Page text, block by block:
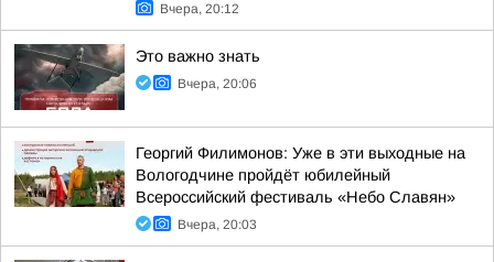
Вчера, 20:12
Это важно знать
Вчера, 20:06
Георгий Филимонов: Уже в эти выходные на
Вологодчине пройдёт юбилейный
Всероссийский фестиваль «Небо Славян»
Вчера, 20:03